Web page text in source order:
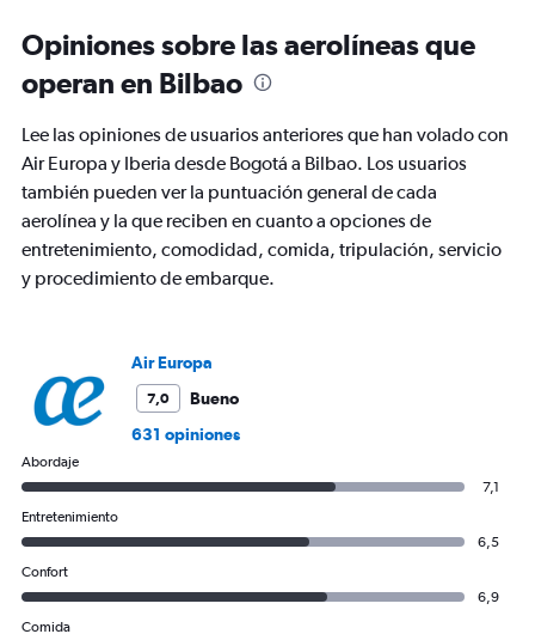
categories.
chart
1
Y
axis
displaying
values.
Range:
0
Opiniones sobre las aerolíneas que
operan en Bilbao
Lee las opiniones de usuarios anteriores que han volado con
Air Europa y Iberia desde Bogotá a Bilbao. Los usuarios
también pueden ver la puntuación general de cada
aerolínea y la que reciben en cuanto a opciones de
entretenimiento, comodidad, comida, tripulación, servicio
y procedimiento de embarque.
Air Europa
7,0
Bueno
631 opiniones
Abordaje
7,1
Entretenimiento
6,5
Confort
6,9
Comida